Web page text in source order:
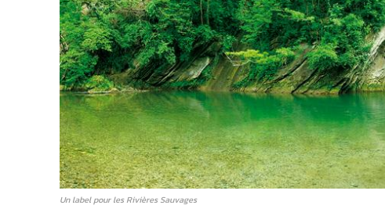
Un label pour les Rivières Sauvages